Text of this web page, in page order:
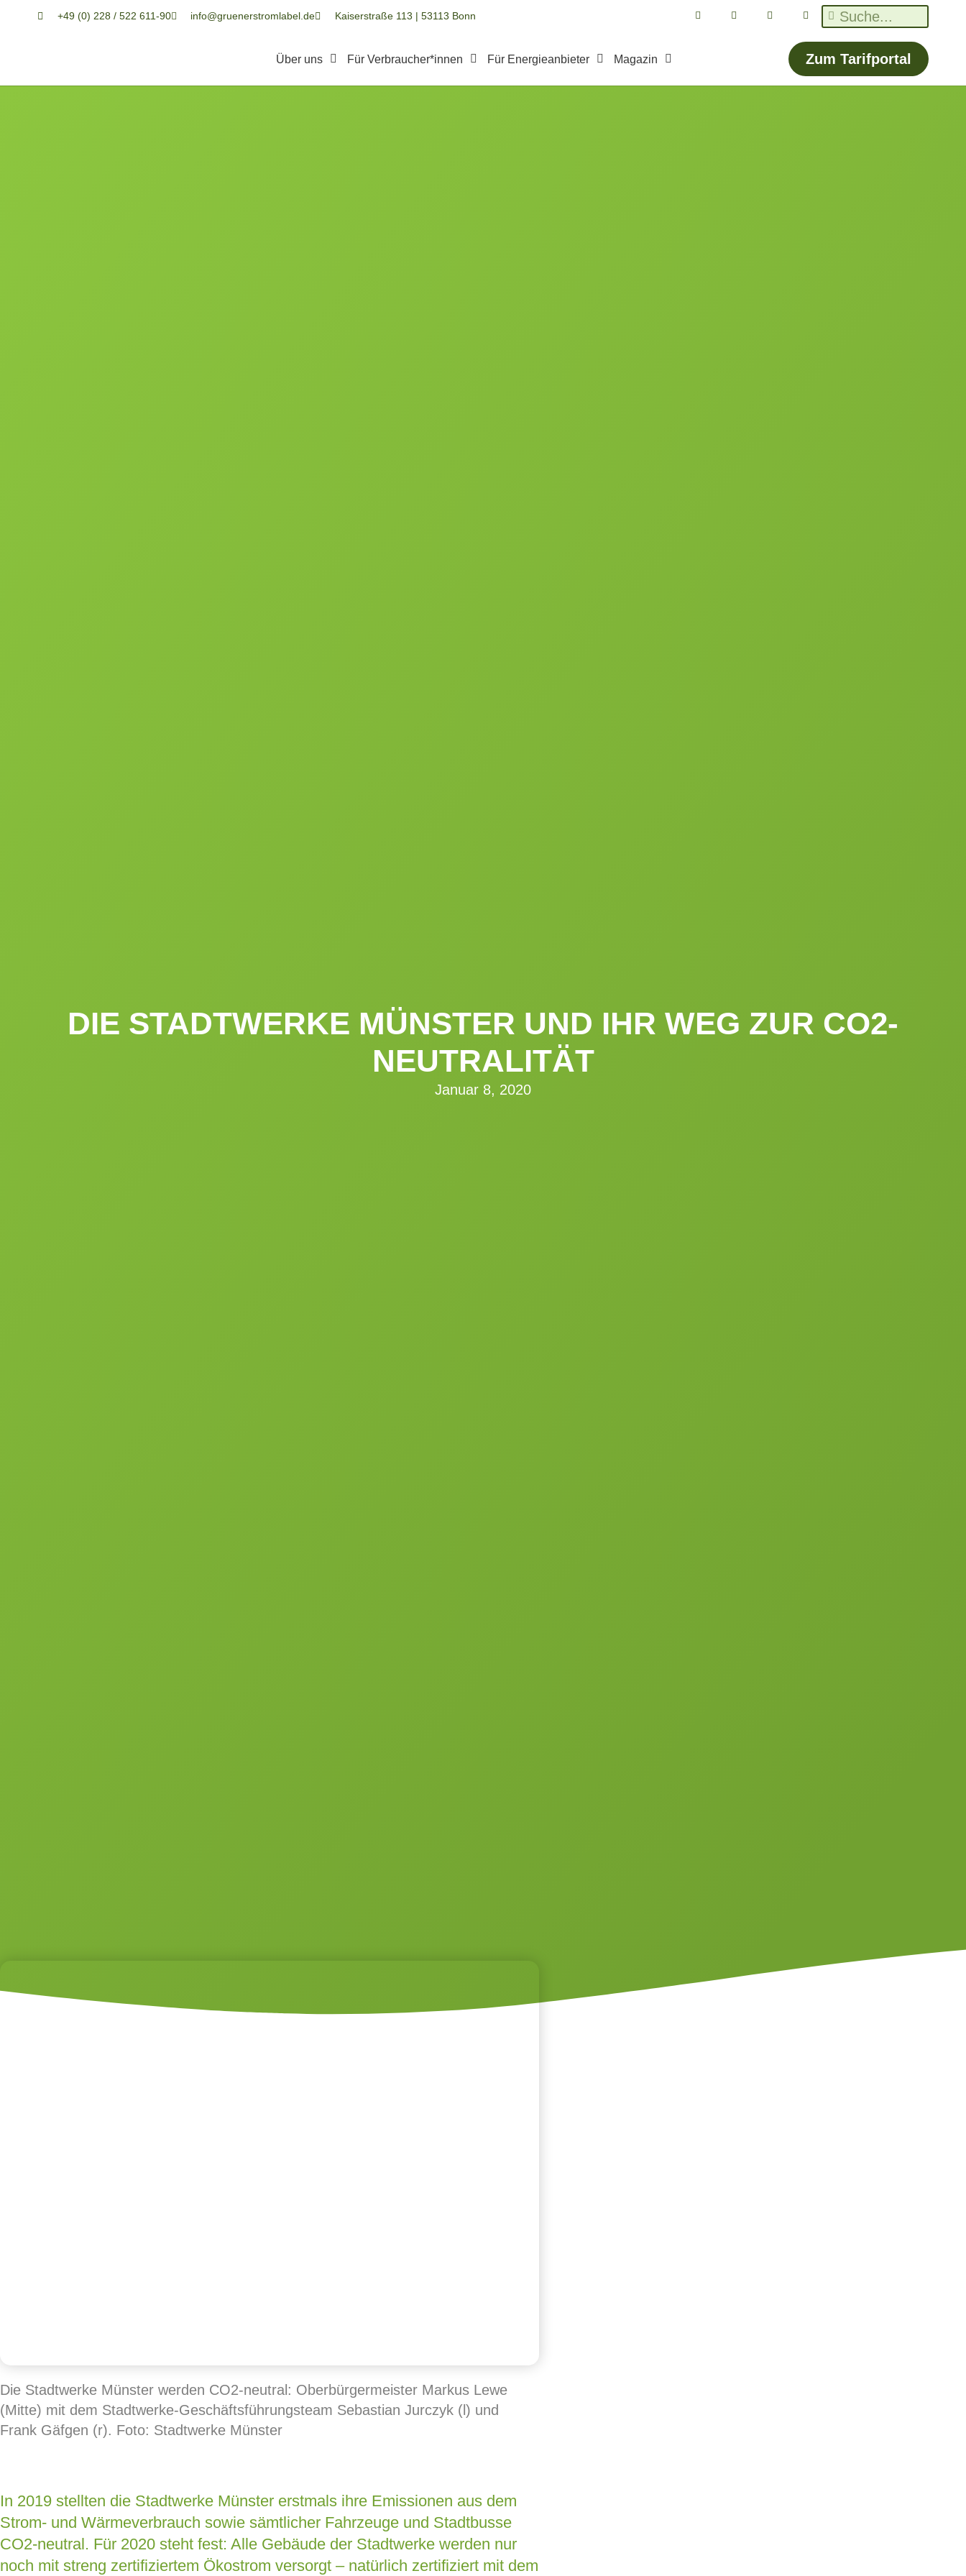
+49 (0) 228 / 522 611-90 info@gruenerstromlabel.de Kaiserstraße 113 | 53113 Bonn
Über uns Für Verbraucher*innen Für Energieanbieter Magazin Zum Tarifportal
DIE STADTWERKE MÜNSTER UND IHR WEG ZUR CO2-
NEUTRALITÄT
Januar 8, 2020
Die Stadtwerke Münster werden CO2-neutral: Oberbürgermeister Markus Lewe
(Mitte) mit dem Stadtwerke-Geschäftsführungsteam Sebastian Jurczyk (l) und
Frank Gäfgen (r). Foto: Stadtwerke Münster
In 2019 stellten die Stadtwerke Münster erstmals ihre Emissionen aus dem
Strom- und Wärmeverbrauch sowie sämtlicher Fahrzeuge und Stadtbusse
CO2-neutral. Für 2020 steht fest: Alle Gebäude der Stadtwerke werden nur
noch mit streng zertifiziertem Ökostrom versorgt – natürlich zertifiziert mit dem